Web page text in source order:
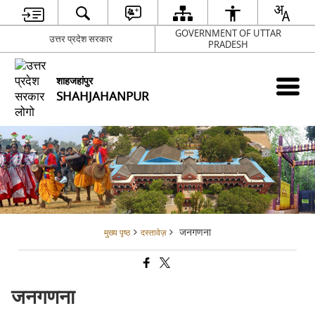
उत्तर प्रदेश सरकार
GOVERNMENT OF UTTAR
PRADESH
शाहजहांपुर
SHAHJAHANPUR
मुख्य पृष्ठ दस्तावेज़ जनगणना
जनगणना